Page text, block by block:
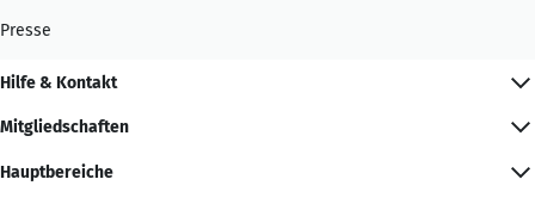
Presse
Hilfe & Kontakt
Mitgliedschaften
Hauptbereiche